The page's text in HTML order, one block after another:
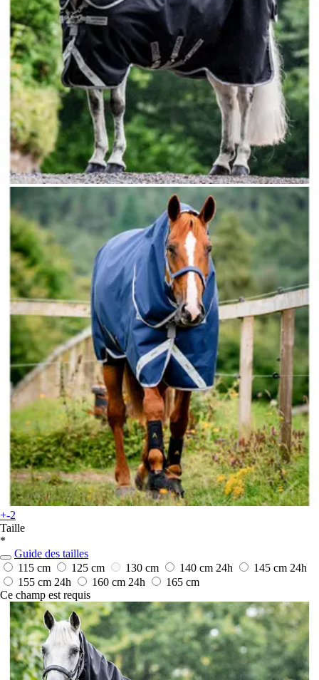
+-2
Taille
*
Guide des tailles
115 cm
125 cm 130 cm 140 cm 24h 145 cm 24h
155 cm 24h 160 cm 24h
165 cm
Ce champ est requis